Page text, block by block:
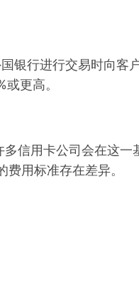
行进行交易时向客户
更高。
信用卡公司会在这一
用标准存在差异。